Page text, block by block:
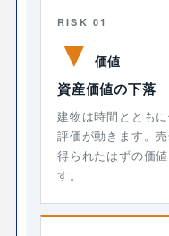
RISK 01
▼ 価値
資産価値の下落
建物は時間ととも
評価が動きます。
得られたはずの価
す。